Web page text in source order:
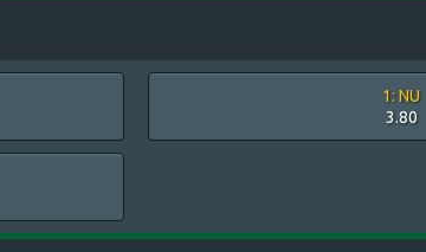
1: NU
3.80